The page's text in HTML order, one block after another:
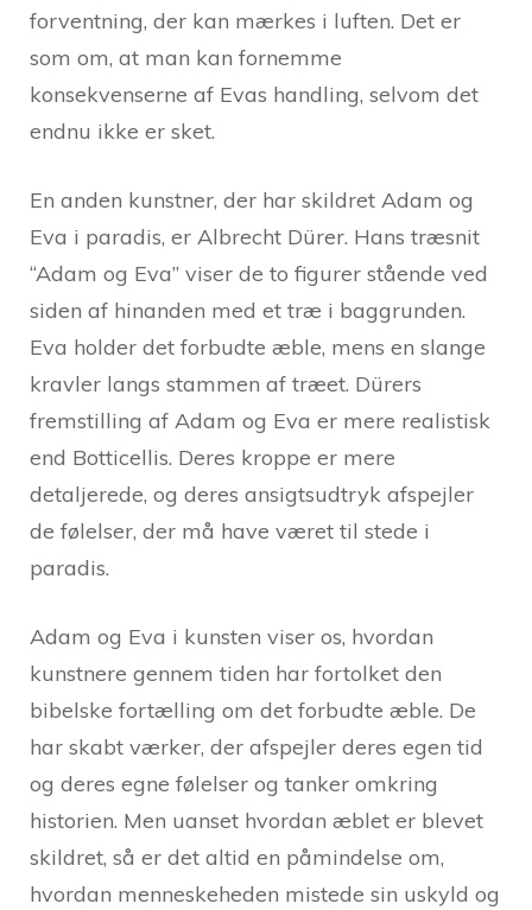
forventning, der kan mærkes i luften. Det er
som om, at man kan fornemme
konsekvenserne af Evas handling, selvom det
endnu ikke er sket.
En anden kunstner, der har skildret Adam og
Eva i paradis, er Albrecht Dürer. Hans træsnit
“Adam og Eva” viser de to figurer stående ved
siden af hinanden med et træ i baggrunden.
Eva holder det forbudte æble, mens en slange
kravler langs stammen af træet. Dürers
fremstilling af Adam og Eva er mere realistisk
end Botticellis. Deres kroppe er mere
detaljerede, og deres ansigtsudtryk afspejler
de følelser, der må have været til stede i
paradis.
Adam og Eva i kunsten viser os, hvordan
kunstnere gennem tiden har fortolket den
bibelske fortælling om det forbudte æble. De
har skabt værker, der afspejler deres egen tid
og deres egne følelser og tanker omkring
historien. Men uanset hvordan æblet er blevet
skildret, så er det altid en påmindelse om,
hvordan menneskeheden mistede sin uskyld og